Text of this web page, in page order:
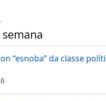
“esnoba” da classe